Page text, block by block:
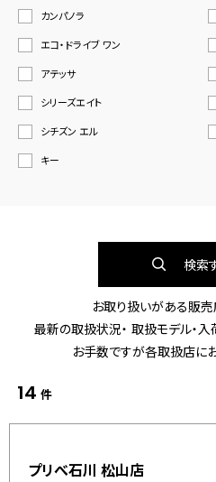
カンパノラ
エコ・ドライブ ワン
アテッサ
シリーズエイト
シチズン エル
キー
検索
お取り扱いがある販売
最新の取扱状況・ 取扱モデル・入
お手数ですが各取扱店に
14 件
プリべ石川 松山店